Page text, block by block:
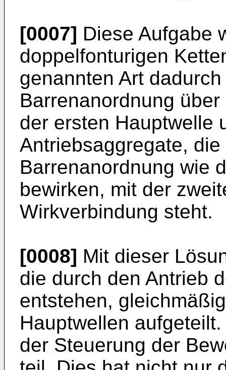
[0007] Diese Aufgabe
doppelfonturigen
genannten Art
Barrenanordnung
der ersten Hauptwelle
Antriebsaggregate,
Barrenanordnung wie
bewirken, mit der
Wirkverbindung steht.
[0008] Mit dieser
die durch den Antrieb
entstehen,
Hauptwellen
der Steuerung der